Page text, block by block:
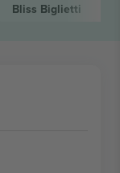
Bliss Biglietti